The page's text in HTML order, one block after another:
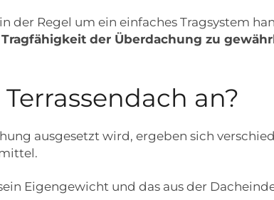
der Regel um ein einfaches Tragsystem
der Überdachung zu
an?
ausgesetzt wird, ergeben sich
Eigengewicht und das aus der